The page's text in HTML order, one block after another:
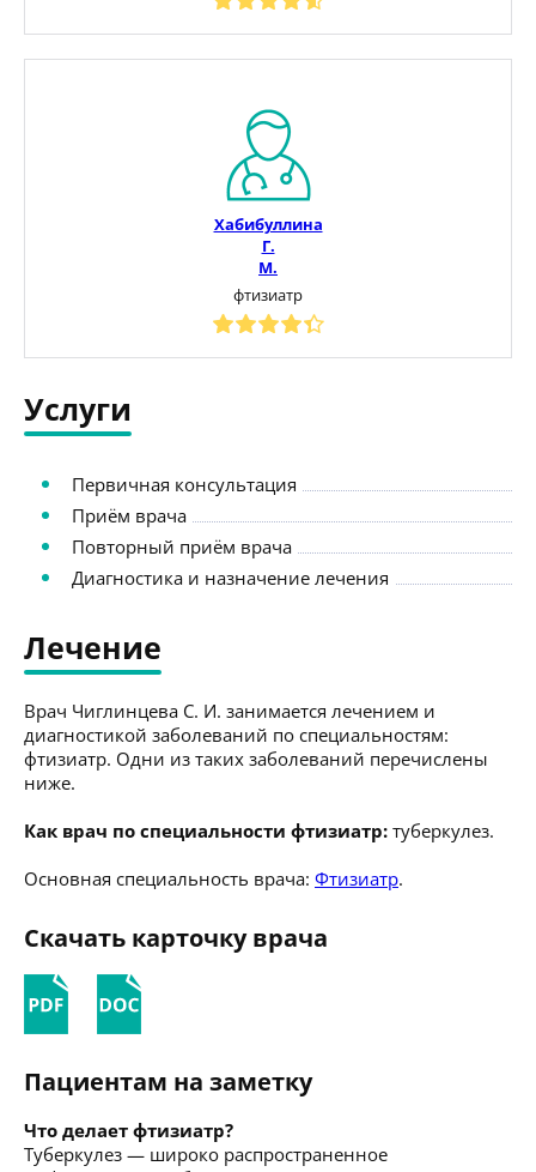
Хабибуллина
Г.
М.
фтизиатр
Услуги
Первичная консультация
Приём врача
Повторный приём врача
Диагностика и назначение лечения
Лечение
Врач Чиглинцева С. И. занимается лечением и
диагностикой заболеваний по специальностям:
фтизиатр. Одни из таких заболеваний перечислены
ниже.
Как врач по специальности фтизиатр: туберкулез.
Основная специальность врача: Фтизиатр.
Скачать карточку врача
Пациентам на заметку
Что делает фтизиатр?
Туберкулез — широко распространенное